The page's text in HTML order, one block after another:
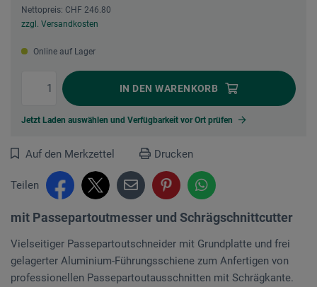
Nettopreis: CHF 246.80
zzgl. Versandkosten
Online auf Lager
IN DEN WARENKORB
Jetzt Laden auswählen und Verfügbarkeit vor Ort prüfen
Auf den Merkzettel Drucken
Teilen
mit Passepartoutmesser und Schrägschnittcutter
Vielseitiger Passepartoutschneider mit Grundplatte und frei
gelager­ter Aluminium-Führungsschiene zum Anfertigen von
professionellen Passepartoutausschnitten mit Schrägkante.